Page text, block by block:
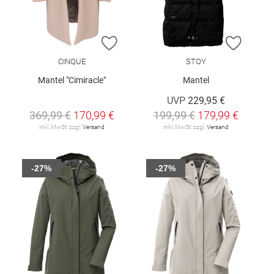
ZUR WUNSCHLISTE HINZUFÜGEN
CINQUE
Mantel "Cimiracle"
369,99 € 170,99 €
inkl. MwSt. zzgl. Versand
ZUR
STOY
Mantel
UVP 229,95 €
199,99 € 179,99 €
inkl. MwSt. zzgl. Versand
-27% -27%